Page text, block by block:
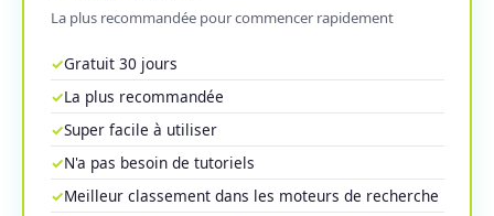
La plus recommandée pour commencer rapidement
✓Gratuit 30 jours
✓La plus recommandée
✓Super facile à utiliser
✓N'a pas besoin de tutoriels
✓Meilleur classement dans les moteurs de recherche